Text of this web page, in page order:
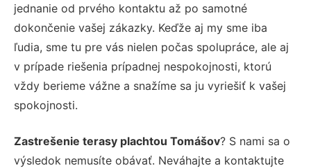
jednanie od prvého kontaktu až po samotné
dokončenie vašej zákazky. Keďže aj my sme iba
ľudia, sme tu pre vás nielen počas spolupráce, ale aj
v prípade riešenia prípadnej nespokojnosti, ktorú
vždy berieme vážne a snažíme sa ju vyriešiť k vašej
spokojnosti.
Zastrešenie terasy plachtou Tomášov? S nami sa o
výsledok nemusíte obávať. Neváhajte a kontaktujte